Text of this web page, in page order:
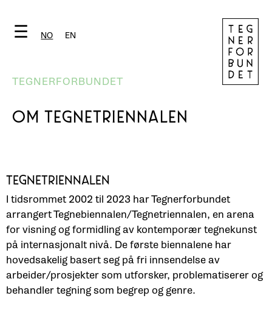
☰ NO EN
TEGNERFORBUNDET
OM TEGNETRIENNALEN
TEGNETRIENNALEN
I tidsrommet 2002 til 2023 har Tegnerforbundet
arrangert Tegnebiennalen/Tegnetriennalen, en arena
for visning og formidling av kontemporær tegnekunst
på internasjonalt nivå. De første biennalene har
hovedsakelig basert seg på fri innsendelse av
arbeider/prosjekter som utforsker, problematiserer og
behandler tegning som begrep og genre.